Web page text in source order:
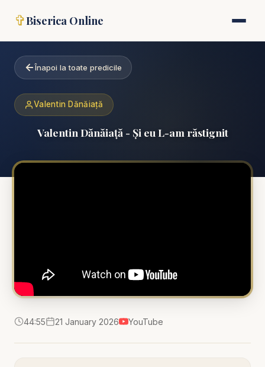
✞Biserica Online
Înapoi la toate predicile
Valentin Dănăiață
Valentin Dănăiață - Și eu L-am răstignit
44:55 21 January 2026 YouTube